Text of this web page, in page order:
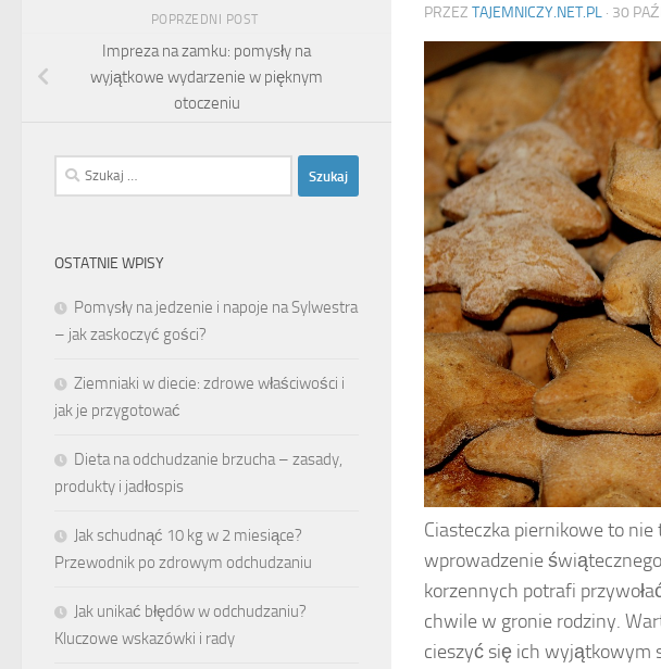
PRZEZ TAJEMNICZY.NET.PL · 30
Ciasteczka piernikowe to nie
wprowadzenie
korzennych potrafi
chwile w gronie rodziny.
cieszyć się ich wyjątkowym
POPRZEDNI POST
Impreza na zamku: pomysły na
wyjątkowe wydarzenie w pięknym
otoczeniu
Szukaj:
OSTATNIE WPISY
Pomysły na jedzenie i napoje na Sylwestra
– jak zaskoczyć gości?
Ziemniaki w diecie: zdrowe właściwości i
jak je przygotować
Dieta na odchudzanie brzucha – zasady,
produkty i jadłospis
Jak schudnąć 10 kg w 2 miesiące?
Przewodnik po zdrowym odchudzaniu
Jak unikać błędów w odchudzaniu?
Kluczowe wskazówki i rady